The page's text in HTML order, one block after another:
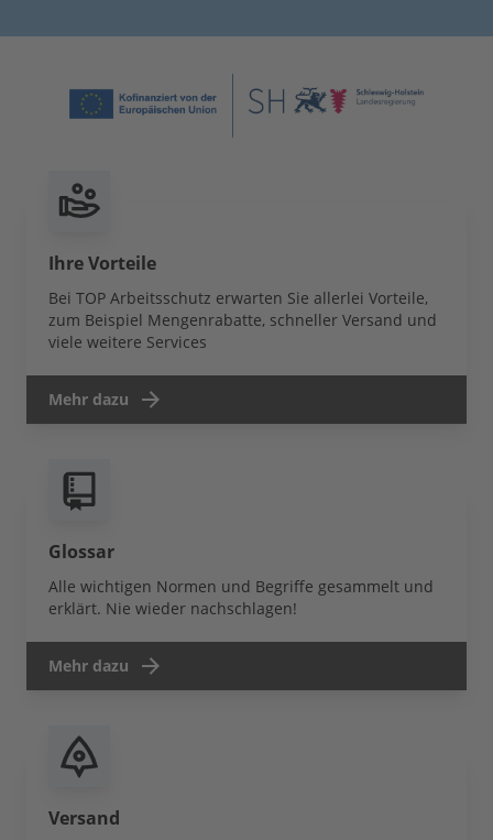
Ihre Vorteile
Bei TOP Arbeitsschutz erwarten Sie allerlei Vorteile,
zum Beispiel Mengenrabatte, schneller Versand und
viele weitere Services
Mehr dazu
Glossar
Alle wichtigen Normen und Begriffe gesammelt und
erklärt. Nie wieder nachschlagen!
Mehr dazu
Versand